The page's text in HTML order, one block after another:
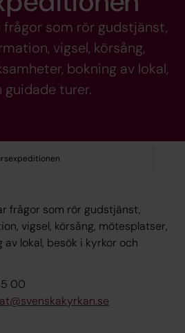
frågor som rör gudstjänst,
vigsel, körsång,
bokning av lokal,
guidade turer.
frågor som rör gudstjänst,
vigsel, körsång, mötesplatser,
lokal, besök i kyrkor och
00